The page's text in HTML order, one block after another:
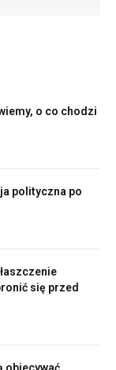
o co chodzi
polityczna po
się przed